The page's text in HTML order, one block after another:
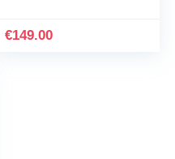
Kinderen En
€149.00